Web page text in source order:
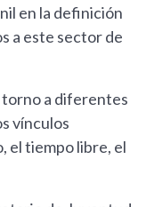
en la definición
a este sector de
torno a diferentes
vínculos
el tiempo libre, el